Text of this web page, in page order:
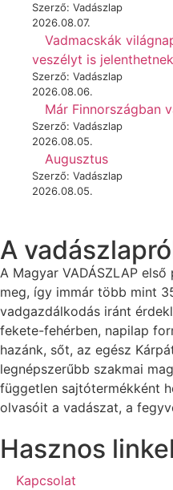
Szerző: Vadászlap
2026.08.07.
Vadmacskák
veszélyt is
Szerző: Vadászlap
2026.08.06.
Már Finnországban
Szerző: Vadászlap
2026.08.05.
Augusztus
Szerző: Vadászlap
2026.08.05.
A
A Magyar VADÁSZLAP
meg, így immár több mint
vadgazdálkodás iránt
fekete-fehérben, napilap
hazánk, sőt, az egész
legnépszerűbb szakmai
független sajtótermékként
olvasóit a vadászat, a
Hasznos
Kapcsolat